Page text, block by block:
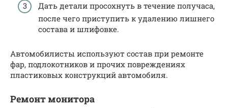
Дать детали просохнуть в течение получаса,
после чего приступить к удалению лишнего
состава и шлифовке.
Автомобилисты используют состав при ремонте
фар, подлокотников и прочих повреждениях
пластиковых конструкций автомобиля.
Ремонт монитора